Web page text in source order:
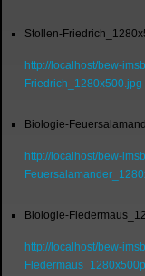
Stollen-
http://localhost/bew-
Friedrich_1280x500.jpg
Biologie-
http://localhost/bew-
Biologie-
http://localhost/bew-